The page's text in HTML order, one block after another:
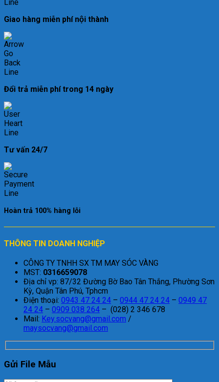
Giao hàng miễn phí nội thành
Đổi trả miễn phí trong 14 ngày
Tư vấn 24/7
Hoàn trả 100% hàng lỗi
THÔNG TIN DOANH NGHIỆP
CÔNG TY TNHH SX TM MAY SÓC VÀNG
MST: 0316659078
Địa chỉ vp: 87/32 Đường Bờ Bao Tân Thắng, Phường Sơn
Kỳ, Quận Tân Phú, Tphcm
Điện thoại: 0943 47 24 24 – 0944 47 24 24 – 0949 47
24 24 – 0909 038 264 – (028) 2 346 678
Mail: Key.socvang@gmail.com /
maysocvang@gmail.com
Gửi File Mẫu